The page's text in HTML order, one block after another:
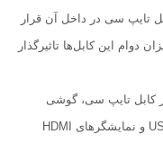
تایپ سی در داخل آن قرار
دوام این کابل‌ها تاثیرگذار
کابل تایپ سی، گوشی
آیفون 15 را می‌توان به نمایشگرهای USB-C و نمایشگرهای HDMI